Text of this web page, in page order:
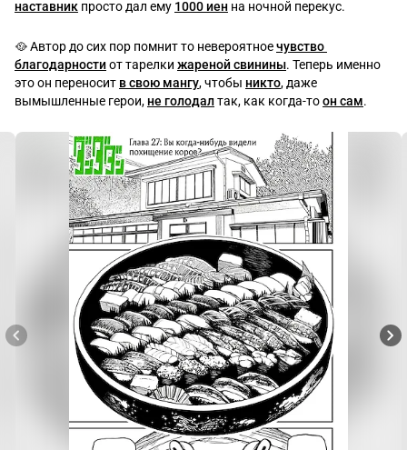
наставник просто дал ему 1000 иен на ночной перекус.
🥘 Автор до сих пор помнит то невероятное чувство
благодарности от тарелки жареной свинины. Теперь именно
это он переносит в свою мангу, чтобы никто, даже
вымышленные герои, не голодал так, как когда-то он сам.